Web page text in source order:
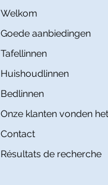
Welkom
Goede aanbiedingen
Tafellinnen
Huishoudlinnen
Bedlinnen
Onze klanten vonden
Contact
Résultats de recherche